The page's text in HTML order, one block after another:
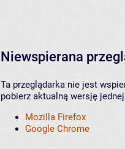
Niewspierana
Ta przeglądarka nie jest
pobierz aktualną wersję
Mozilla Firefox
Google Chrome